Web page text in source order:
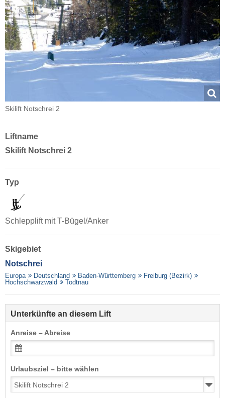
Skilift Notschrei 2
Liftname
Skilift Notschrei 2
Typ
Schlepplift mit T-Bügel/Anker
Skigebiet
Notschrei
Europa Deutschland Baden-Württemberg
Freiburg (Bezirk)
Hochschwarzwald
Todtnau
Unterkünfte an diesem Lift
Anreise – Abreise
Urlaubsziel – bitte wählen